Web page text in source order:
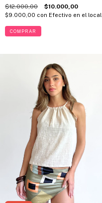
$12.000,00 $10.000,00
$9.000,00 con Efectivo en el local
COMPRAR